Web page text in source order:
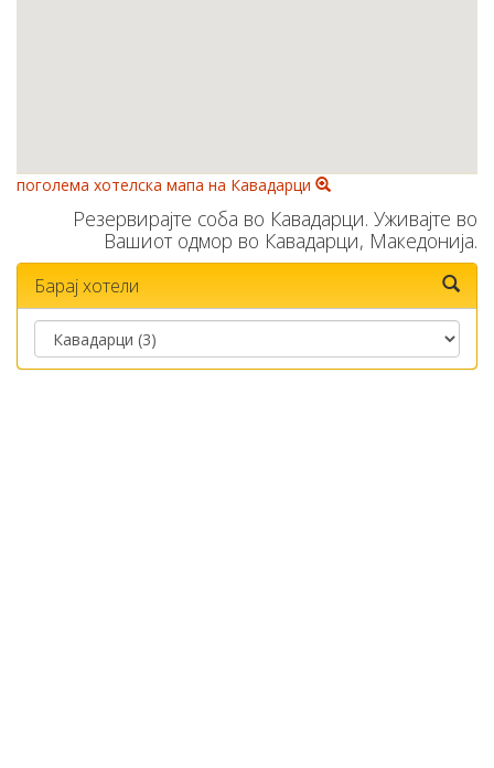
поголема хотелска мапа на Кавадарци
Резервирајте соба во Кавадарци. Уживајте во
Вашиот одмор во Кавадарци, Македонија.
Барај хотели